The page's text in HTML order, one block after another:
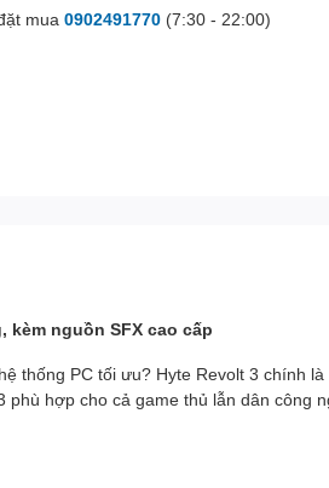
mua 0902491770(7:30 - 22:00)
kèm nguồn SFX cao cấp
thống PC tối ưu? Hyte Revolt 3 chính
hợp cho cả game thủ lẫn dân công